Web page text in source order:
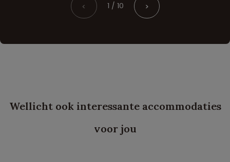
< 1 / 10 >
Wellicht ook interessante accommodaties
voor jou